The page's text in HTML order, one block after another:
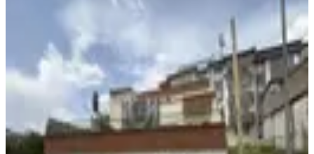
Kavşağında 3 Katlı Müstakil Ev
Onikişubat, Karamanlı Mahallesi
3+1· 200 m² ·31.03.2026
3.680.000 ₺